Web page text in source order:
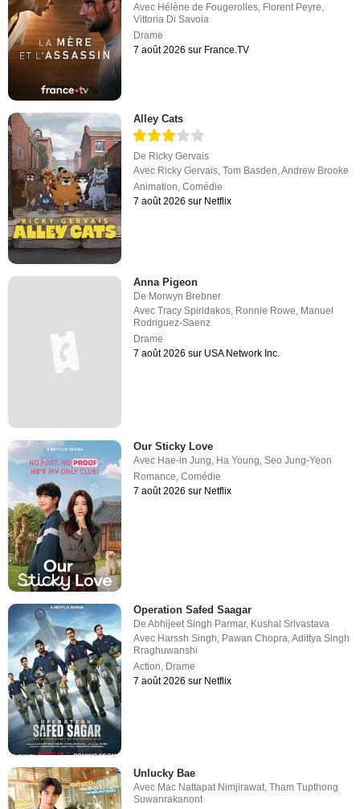
Avec Hélène de Fougerolles Florent Peyre
Vittoria Di Savoia
Drame
7 août 2026 sur France.TV
Alley Cats
De Ricky Gervais
Avec Ricky Gervais,Tom Basden,Andrew Brooke
Animation,Comédie
7 août 2026 sur Netflix
Anna Pigeon
De Morwyn Brebner
AvecTracy Spiridakos, Ronnie Rowe, Manuel
Rodriguez-Saenz
Drame
7 août 2026 sur USA Network Inc.
Our Sticky Love
Avec Hae-in Jung Ha Young ,Seo Jung-Yeon
Romance ,Comédie
7 août 2026 sur Netflix
Operation Safed Saagar
DeAbhijeet Singh Parmar, Kushal Srivastava
Avec Harssh Singh, Pawan Chopra,Adittya Singh
Rraghuwanshi
Action, Drame
7 août 2026 sur Netflix
Unlucky Bae
Avec Mac Nattapat Nimjirawat,Tham Tupthong
Suwanrakanont